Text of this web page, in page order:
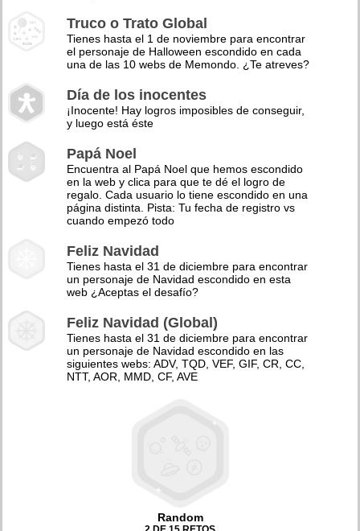
Truco o Trato Global
Tienes hasta el 1 de noviembre para encontrar
el personaje de Halloween escondido en cada
una de las 10 webs de Memondo. ¿Te atreves?
Día de los inocentes
¡Inocente! Hay logros imposibles de conseguir,
y luego está éste
Papá Noel
Encuentra al Papá Noel que hemos escondido
en la web y clica para que te dé el logro de
regalo. Cada usuario lo tiene escondido en una
página distinta. Pista: Tu fecha de registro vs
cuando empezó todo
Feliz Navidad
Tienes hasta el 31 de diciembre para encontrar
un personaje de Navidad escondido en esta
web ¿Aceptas el desafío?
Feliz Navidad (Global)
Tienes hasta el 31 de diciembre para encontrar
un personaje de Navidad escondido en las
siguientes webs: ADV, TQD, VEF, GIF, CR, CC,
NTT, AOR, MMD, CF, AVE
Random